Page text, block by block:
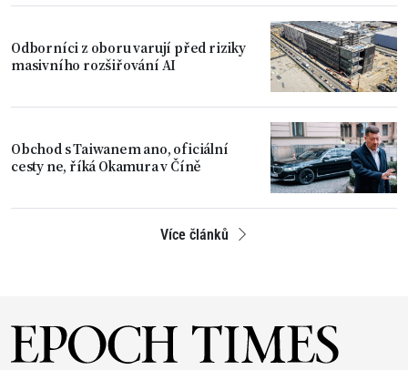
Odborníci z oboru varují před riziky
masivního rozšiřování AI
Obchod s Taiwanem ano, oficiální
cesty ne, říká Okamura v Číně
Více článků